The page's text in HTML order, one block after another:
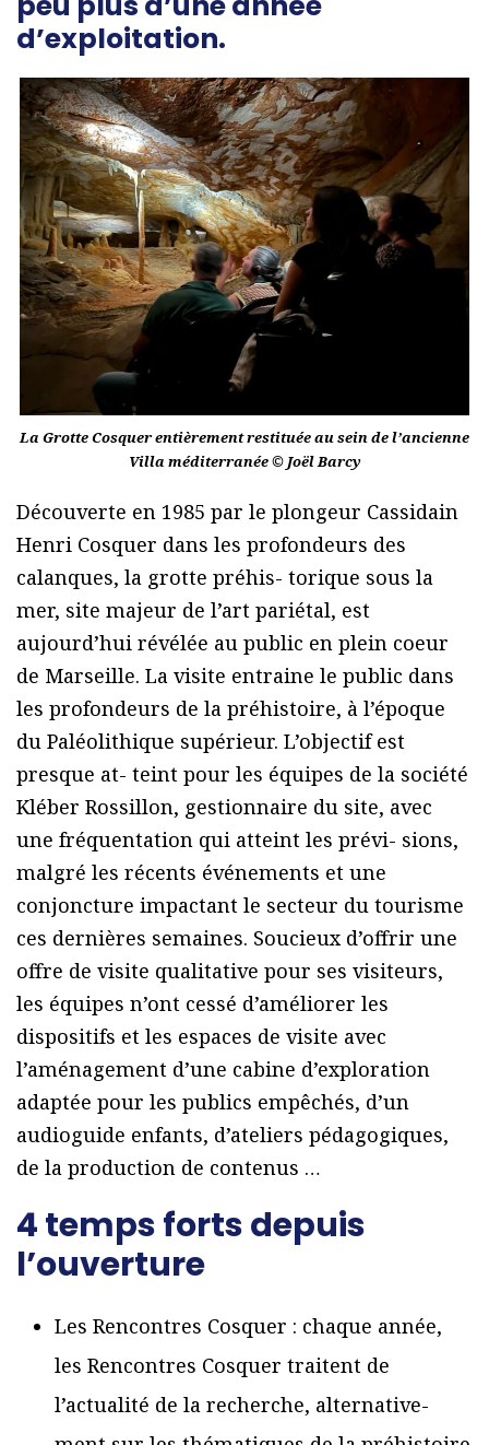
d’exploitation.
La Grotte Cosquer entièrement restituée au sein de l’ancienne
Villa méditerranée © Joël Barcy
Découverte en 1985 par le plongeur Cassidain
Henri Cosquer dans les profondeurs des
calanques, la grotte préhis- torique sous la
mer, site majeur de l’art pariétal, est
aujourd’hui révélée au public en plein coeur
de Marseille. La visite entraine le public dans
les profondeurs de la préhistoire, à l’époque
du Paléolithique supérieur. L’objectif est
presque at- teint pour les équipes de la société
Kléber Rossillon, gestionnaire du site, avec
une fréquentation qui atteint les prévi- sions,
malgré les récents événements et une
conjoncture impactant le secteur du tourisme
ces dernières semaines. Soucieux d’offrir une
offre de visite qualitative pour ses visiteurs,
les équipes n’ont cessé d’améliorer les
dispositifs et les espaces de visite avec
l’aménagement d’une cabine d’exploration
adaptée pour les publics empêchés, d’un
audioguide enfants, d’ateliers pédagogiques,
de la production de contenus …
4 temps forts depuis
l’ouverture
Les Rencontres Cosquer : chaque année,
les Rencontres Cosquer traitent de
l’actualité de la recherche, alternative-